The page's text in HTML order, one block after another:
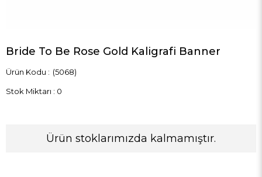
Bride To Be Rose Gold Kaligrafi Banner
(5068)
Stok Miktarı : 0
Ürün stoklarımızda kalmamıştır.